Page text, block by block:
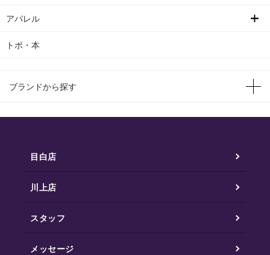
アパレル
トポ・本
ブランドから探す
目白店
川上店
スタッフ
メッセージ